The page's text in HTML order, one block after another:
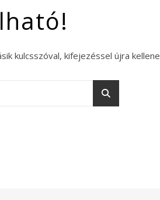
kulcsszóval, kifejezéssel újra